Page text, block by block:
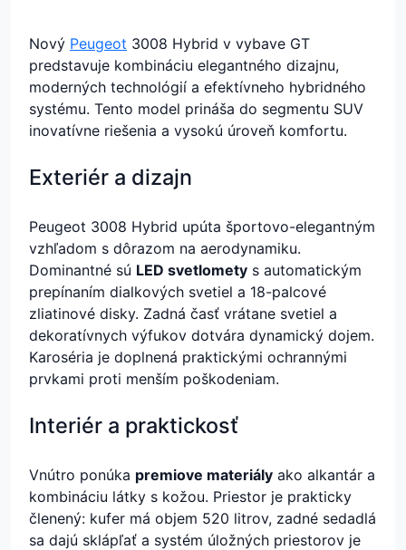
Nový Peugeot 3008 Hybrid v vybave GT
predstavuje kombináciu elegantného dizajnu,
moderných technológií a efektívneho hybridného
systému. Tento model prináša do segmentu SUV
inovatívne riešenia a vysokú úroveň komfortu.
Exteriér a dizajn
Peugeot 3008 Hybrid upúta športovo-elegantným
vzhľadom s dôrazom na aerodynamiku.
Dominantné sú LED svetlomety s automatickým
prepínaním dialkových svetiel a 18-palcové
zliatinové disky. Zadná časť vrátane svetiel a
dekoratívnych výfukov dotvára dynamický dojem.
Karoséria je doplnená praktickými ochrannými
prvkami proti menším poškodeniam.
Interiér a praktickosť
Vnútro ponúka premiove materiály ako alkantár a
kombináciu látky s kožou. Priestor je prakticky
členený: kufer má objem 520 litrov, zadné sedadlá
sa dajú sklápľať a systém úložných priestorov je